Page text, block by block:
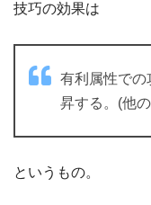
技巧の効果は
有利属性での
昇する。(他
というもの。